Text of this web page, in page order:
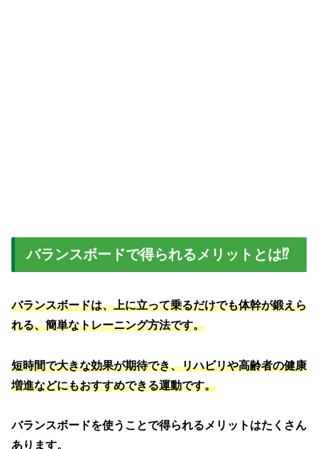
バランスボードで得られるメリットとは⁉
バランスボードは、上に立って乗るだけでも体幹が鍛えら
れる、簡単なトレーニング方法です。
短時間で大きな効果が期待でき、リハビリや高齢者の健康
増進などにもおすすめできる運動です。
バランスボードを使うことで得られるメリットはたくさん
あります。